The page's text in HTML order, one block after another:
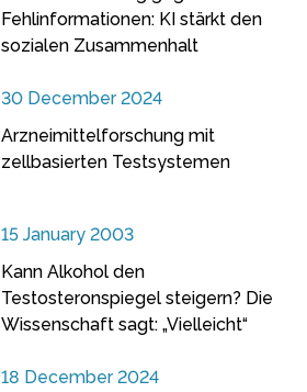
Fehlinformationen: KI stärkt den
sozialen Zusammenhalt
30 December 2024
Arzneimittelforschung mit
zellbasierten Testsystemen
15 January 2003
Kann Alkohol den
Testosteronspiegel steigern? Die
Wissenschaft sagt: „Vielleicht“
18 December 2024